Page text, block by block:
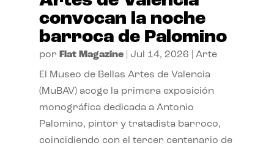
convocan la noche
barroca de Palomino
por Flat Magazine| Jul 14, 2026 Arte
El Museo de Bellas Artes de Valencia
(MuBAV) acoge la primera exposición
monográfica dedicada a Antonio
Palomino, pintor y tratadista barroco,
coincidiendo con el tercer centenario de